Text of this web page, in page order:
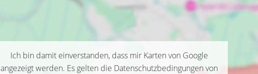
Ich bin damit einverstanden, dass mir Karten von Google
angezeigt werden. Es gelten die Datenschutzbedingungen von